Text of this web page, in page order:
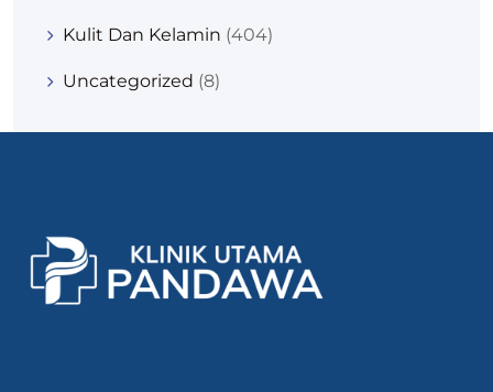
Kulit Dan Kelamin (404)
Uncategorized (8)